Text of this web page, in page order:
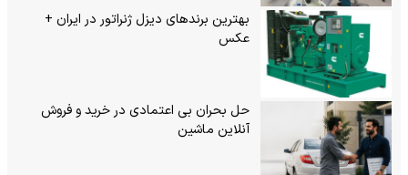
بهترین برندهای دیزل ژنراتور در ایران +
عکس
حل بحران بی‌ اعتمادی در خرید و فروش
آنلاین ماشین